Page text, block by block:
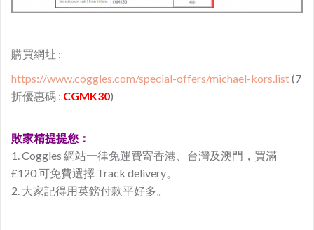
購買網址 :
https://www.coggles.com/special-offers/michael-kors.list(7
折優惠碼 : CGMK30)
敗家精提提您：
1. Coggles 網站一律免運費寄香港、台灣及澳門，買滿
£120 可免費選擇 Track delivery。
2. 大家記得用英鎊付款平好多。